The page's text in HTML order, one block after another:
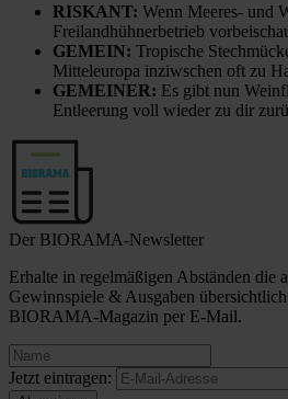
RISKANT: Wenn Meeres- und
Freilandhühnerbetrieb
GEMEIN: Tropische
Mitteleuropa inziwschen oft zu
GEMEINER: Es gibt nun
Entleerung voll wieder zu dir
Der BIORAMA-Newsletter
Erhalte in regelmäßigen Abständen die
Gewinnspiele & Ausgaben
BIORAMA-Magazin per E-Mail.
Jetzt eintragen: